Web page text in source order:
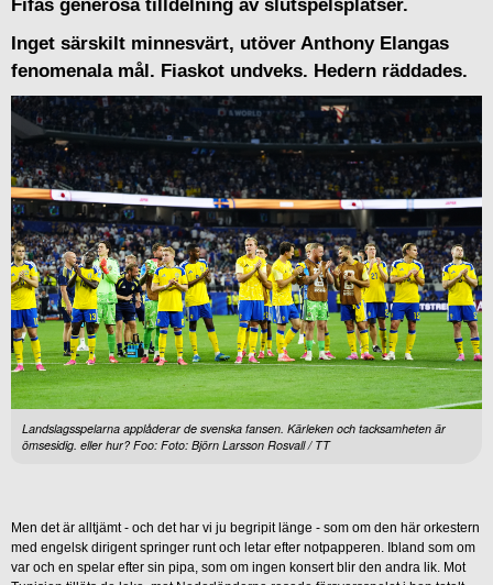
Fifas generösa tilldelning av slutspelsplatser.
Inget särskilt minnesvärt, utöver Anthony Elangas
fenomenala mål. Fiaskot undveks. Hedern räddades.
Landslagsspelarna applåderar de svenska fansen. Kärleken och tacksamheten är
ömsesidig. eller hur? Foo: Foto: Björn Larsson Rosvall / TT
Men det är alltjämt - och det har vi ju begripit länge - som om den här orkestern
med engelsk dirigent springer runt och letar efter notpapperen. Ibland som om
var och en spelar efter sin pipa, som om ingen konsert blir den andra lik. Mot